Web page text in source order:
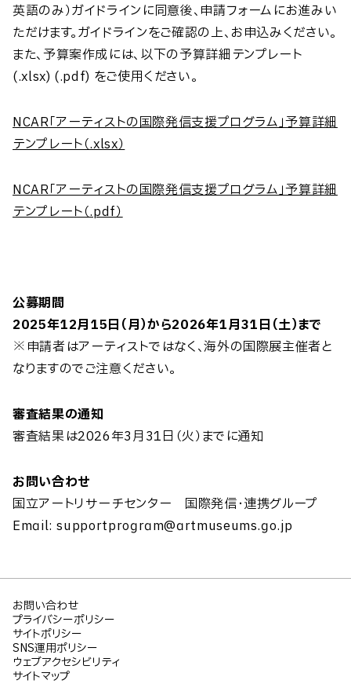
英語のみ）ガイドラインに同意後、申請フォームにお進みい
ただけます。ガイドラインをご確認の上、お申込みください。
また、予算案作成には、以下の予算詳細テンプレート
(.xlsx) (.pdf) をご使用ください。
NCAR「アーティストの国際発信支援プログラム」予算詳細
テンプレート（.xlsx）
NCAR「アーティストの国際発信支援プログラム」予算詳細
テンプレート（.pdf）
公募期間
2025年12月15日（月）から2026年1月31日（土）まで
※申請者はアーティストではなく、海外の国際展主催者と
なりますのでご注意ください。
審査結果の通知
審査結果は2026年3月31日（火）までに通知
お問い合わせ
国立アートリサーチセンター 国際発信・連携グループ
Email: supportprogram@artmuseums.go.jp
お問い合わせ
プライバシーポリシー
サイトポリシー
SNS運用ポリシー
ウェブアクセシビリティ
サイトマップ